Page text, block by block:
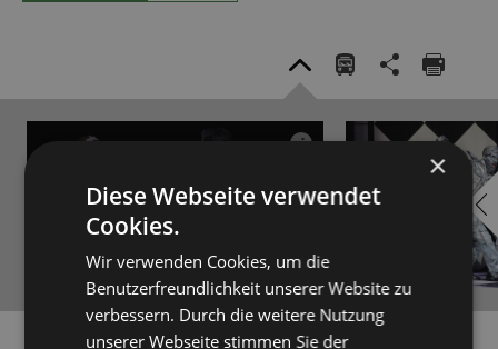
AKTIVIEREN
i
YouTube immer aktivieren
×
Diese Webseite verwendet
Cookies.
Wir verwenden Cookies, um die
Benutzerfreundlichkeit unserer Website zu
verbessern. Durch die weitere Nutzung
unserer Webseite stimmen Sie der